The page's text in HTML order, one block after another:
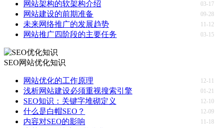
网站架构的软架构介绍 03-17
网站建设的前期准备 09-28
未来网络推广的发展趋势 11-12
网站推广四阶段的主要任务 03-15
SEO网站优化知识
网站优化的工作原理 12-11
浅析网站建设必须重视搜索引擎 01-21
SEO知识：关键字堆砌定义 12-10
什么是白帽SEO？ 12-09
内容对SEO的影响 11-18